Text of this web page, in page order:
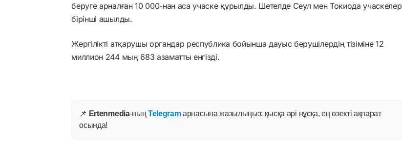
беруге арналған 10 000-нан аса учаске құрылды. Шетелде Сеул мен Токиода учаскелер
бірінші ашылды.
Жергілікті атқарушы органдар республика бойынша дауыс берушілердің тізіміне 12
миллион 244 мың 683 азаматты енгізді.
📌 Ertenmedia-ның Telegramарнасына жазылыңыз: қысқа әрі нұсқа, ең өзекті ақпарат
осында!